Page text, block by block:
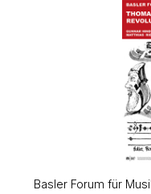
Basler Forum für